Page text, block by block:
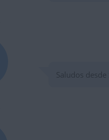
Saludos desde